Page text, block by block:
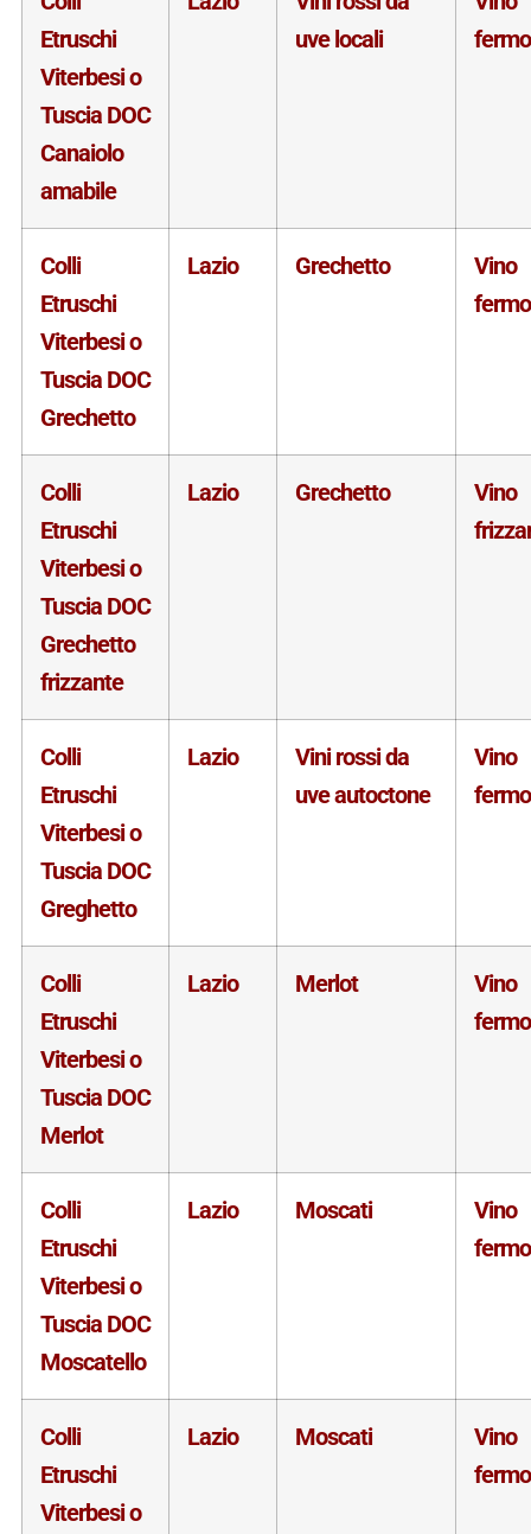
Etruschi
Viterbesi o
Tuscia DOC
Canaiolo
amabile
uve locali
fermo
Colli
Etruschi
Viterbesi o
Tuscia DOC
Grechetto
Lazio Grechetto
Vino
fermo
Colli
Etruschi
Viterbesi o
Tuscia DOC
Grechetto
frizzante
Lazio Grechetto
Vino
Colli
Etruschi
Viterbesi o
Tuscia DOC
Greghetto
Lazio
Vini rossi da
uve autoctone
Vino
fermo
Colli
Etruschi
Viterbesi o
Tuscia DOC
Merlot
Lazio Merlot
Vino
fermo
Colli
Etruschi
Viterbesi o
Tuscia DOC
Moscatello
Lazio Moscati
Vino
fermo
Colli
Etruschi
Viterbesi o
Lazio Moscati
Vino
fermo